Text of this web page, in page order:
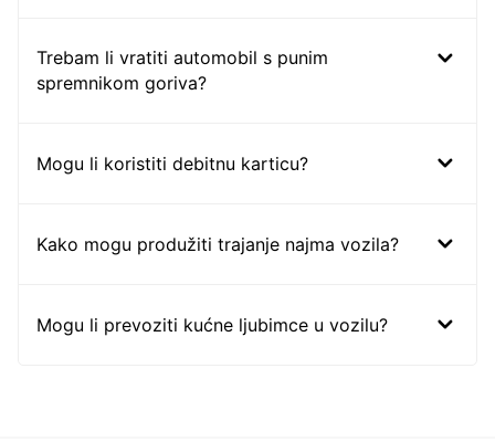
Trebam li vratiti automobil s punim
spremnikom goriva?
Mogu li koristiti debitnu karticu?
Kako mogu produžiti trajanje najma vozila?
Mogu li prevoziti kućne ljubimce u vozilu?